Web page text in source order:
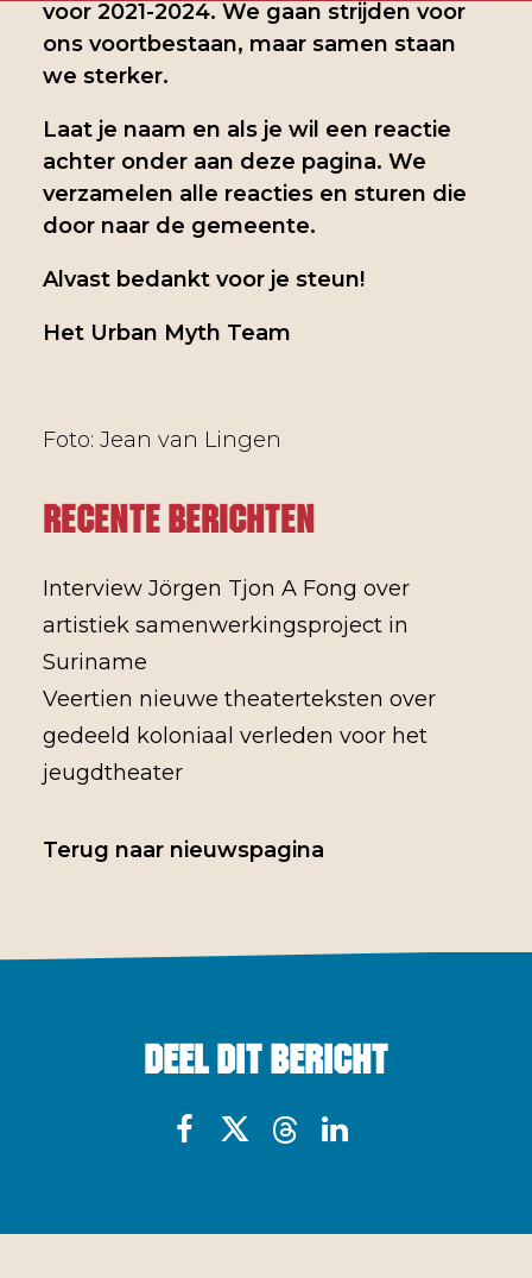
voor 2021-2024. We gaan strijden voor
ons voortbestaan, maar samen staan
we sterker.
Laat je naam en als je wil een reactie
achter onder aan deze pagina. We
verzamelen alle reacties en sturen die
door naar de gemeente.
Alvast bedankt voor je steun!
Het Urban Myth Team
Foto: Jean van Lingen
Recente berichten
Interview Jörgen Tjon A Fong over
artistiek samenwerkingsproject in
Suriname
Veertien nieuwe theaterteksten over
gedeeld koloniaal verleden voor het
jeugdtheater
Terug naar nieuwspagina
Deel dit bericht